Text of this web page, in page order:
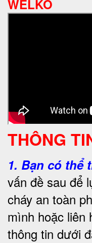
WELKO
THÔNG
1. Bạn có thể
vấn đề sau để
cháy an toàn
mình hoặc liên
thông tin dưới